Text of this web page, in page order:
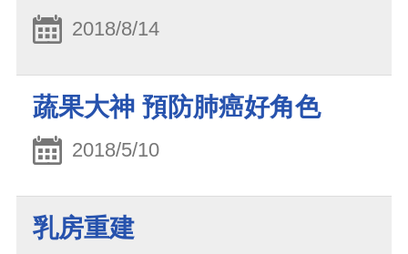
2018/8/14
蔬果大神 預防肺癌好角色
2018/5/10
乳房重建